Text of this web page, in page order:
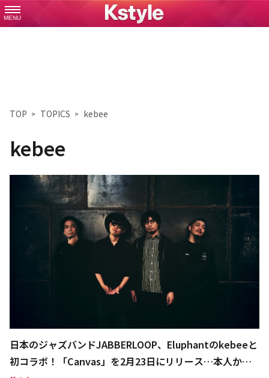
MENU
TOP TOPICS kebee
kebee
日本のジャズバンドJABBERLOOP、Eluphantのkebeeと
初コラボ！「Canvas」を2月23日にリリース…本人から